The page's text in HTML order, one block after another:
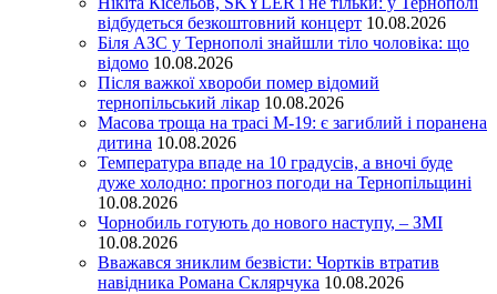
відбудеться безкоштовний концерт 10.08.2026
Біля АЗС у Тернополі знайшли тіло чоловіка: що
відомо 10.08.2026
Після важкої хвороби помер відомий
тернопільський лікар 10.08.2026
Масова троща на трасі М-19: є загиблий і поранена
дитина 10.08.2026
Температура впаде на 10 градусів, а вночі буде
дуже холодно: прогноз погоди на Тернопільщині
10.08.2026
Чорнобиль готують до нового наступу, – ЗМІ
10.08.2026
Вважався зниклим безвісти: Чортків втратив
навідника Романа Склярчука 10.08.2026